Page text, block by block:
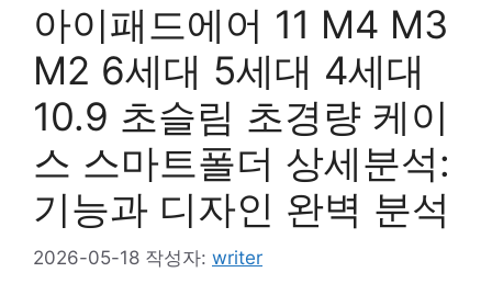
아이패드에어 11 M4 M3
M2 6세대 5세대 4세대
10.9 초슬림 초경량 케이
스 스마트폴더 상세분석:
기능과 디자인 완벽 분석
2026-05-18 작성자: writer